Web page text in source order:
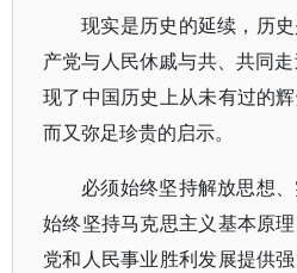
现实是历史的延续，历
产党与人民休戚与共、共同
现了中国历史上从未有过的
而又弥足珍贵的启示。
必须始终坚持解放思想
始终坚持马克思主义基本原
党和人民事业胜利发展提供